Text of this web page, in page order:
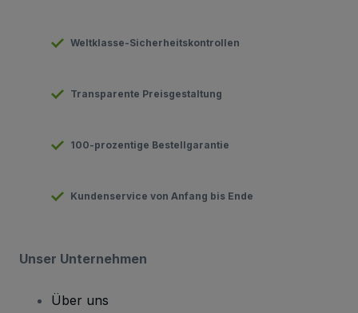
Weltklasse-Sicherheitskontrollen
Transparente Preisgestaltung
100-prozentige Bestellgarantie
Kundenservice von Anfang bis Ende
Unser Unternehmen
Über uns